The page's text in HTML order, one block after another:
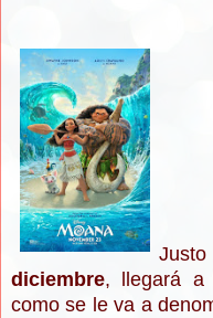
Justo
diciembre, llegará
como se le va a